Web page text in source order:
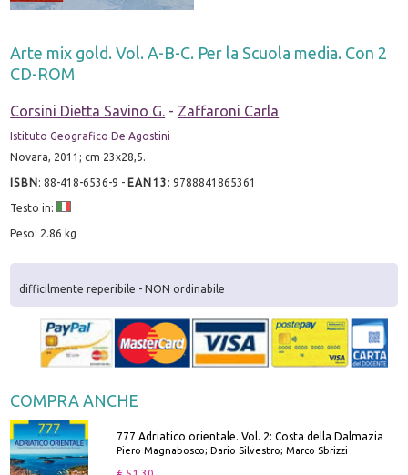
Arte mix gold. Vol. A-B-C. Per la Scuola media. Con 2
CD-ROM
Corsini Dietta Savino G. - Zaffaroni Carla
Istituto Geografico De Agostini
Novara, 2011; cm 23x28,5.
ISBN:88-418-6536-9 - EAN13 :9788841865361
Testo in:
Peso: 2.86 kg
difficilmente reperibile - NON ordinabile
COMPRA ANCHE
Piero Magnabosco; Dario Silvestro; Marco Sbrizzi